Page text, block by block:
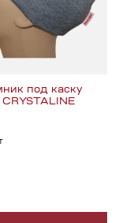
под каску